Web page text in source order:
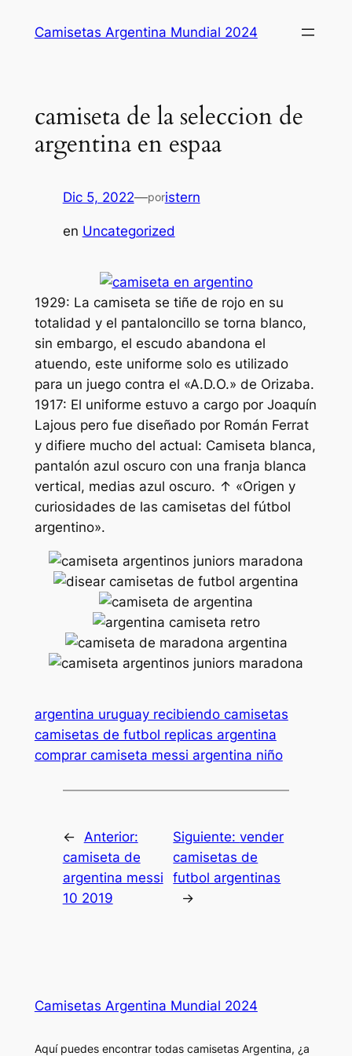
Camisetas Argentina Mundial 2024
camiseta de la seleccion de
argentina en espaa
Dic 5, 2022—poristern
en Uncategorized
1929: La camiseta se tiñe de rojo en su
totalidad y el pantaloncillo se torna blanco,
sin embargo, el escudo abandona el
atuendo, este uniforme solo es utilizado
para un juego contra el «A.D.O.» de Orizaba.
1917: El uniforme estuvo a cargo por Joaquín
Lajous pero fue diseñado por Román Ferrat
y difiere mucho del actual: Camiseta blanca,
pantalón azul oscuro con una franja blanca
vertical, medias azul oscuro. ↑ «Origen y
curiosidades de las camisetas del fútbol
argentino».
argentina uruguay recibiendo camisetas
camisetas de futbol replicas argentina
comprar camiseta messi argentina niño
←
Anterior:
camiseta de
argentina messi
10 2019
Siguiente:vender
camisetas de
futbol argentinas
→
Camisetas Argentina Mundial 2024
Aquí puedes encontrar todas camisetas Argentina, ¿a